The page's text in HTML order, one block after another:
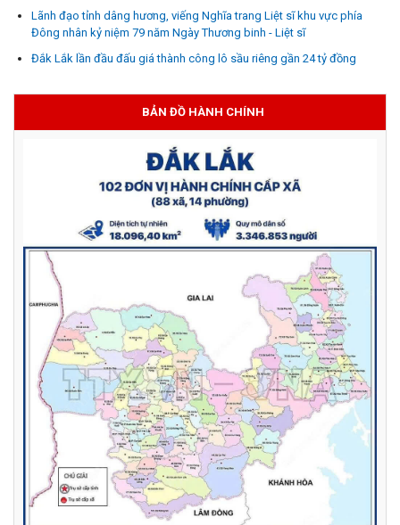
Lãnh đạo tỉnh dâng hương, viếng Nghĩa trang Liệt sĩ khu vực phía
Đông nhân kỷ niệm 79 năm Ngày Thương binh - Liệt sĩ
Đắk Lắk lần đầu đấu giá thành công lô sầu riêng gần 24 tỷ đồng
BẢN ĐỒ HÀNH CHÍNH